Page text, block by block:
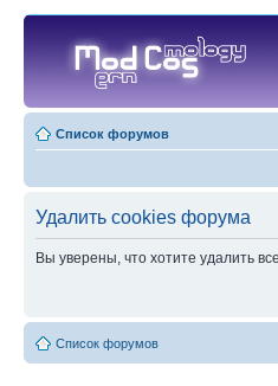
Список форумов
Удалить cookies форума
Вы уверены, что хотите удалить
Список форумов